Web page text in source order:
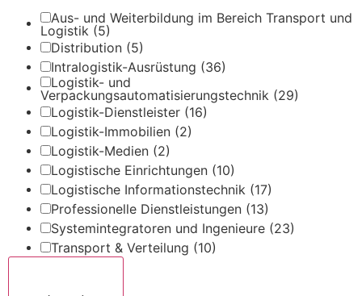
Aus- und Weiterbildung im Bereich Transport und
Logistik (5)
Distribution (5)
Intralogistik-Ausrüstung (36)
Logistik- und
Verpackungsautomatisierungstechnik (29)
Logistik-Dienstleister (16)
Logistik-Immobilien (2)
Logistik-Medien (2)
Logistische Einrichtungen (10)
Logistische Informationstechnik (17)
Professionelle Dienstleistungen (13)
Systemintegratoren und Ingenieure (23)
Transport & Verteilung (10)